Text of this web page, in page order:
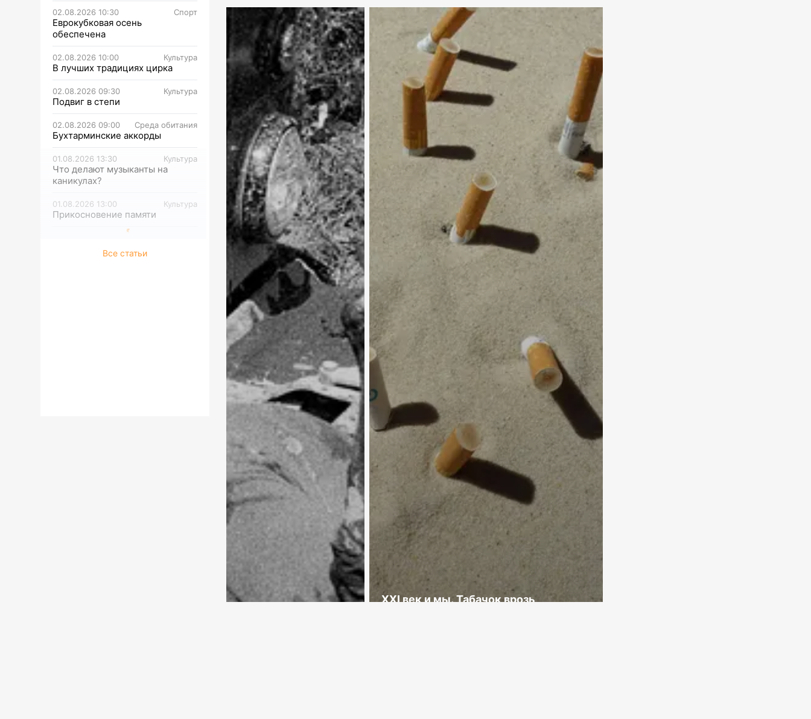
02.08.2026 10:30 Спорт
Еврокубковая осень
обеспечена
02.08.2026 10:00 Культура
В лучших традициях цирка
02.08.2026 09:30 Культура
Подвиг в степи
02.08.2026 09:00 Среда обитания
Бухтарминские аккорды
01.08.2026 13:30 Культура
Что делают музыканты на
каникулах?
01.08.2026 13:00 Культура
Прикосновение памяти
Все статьи
XXI век и мы. Табачок врозь